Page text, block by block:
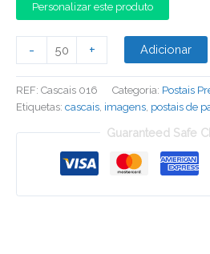
Personalizar este produto
-
de
Cascais
+ Adicionar
REF: Cascais 016 Categoria: Postais
Etiquetas: cascais, imagens, postais de
Guaranteed Safe